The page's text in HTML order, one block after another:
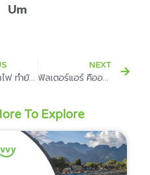
Um
คำนวณค่าไฟ ทำยังไง?
NEXT
ฟิลเตอร์แอร์ คืออะไร? วิธีล้างฟิลเตอร์แอร์ ทำยังไง? ที่นี่มีคำตอบ
To Explore